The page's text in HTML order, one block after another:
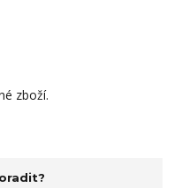
zboží.